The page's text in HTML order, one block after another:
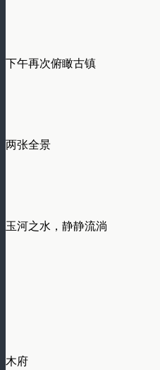
下午再次俯瞰古镇
两张全景
玉河之水，静静流淌
木府